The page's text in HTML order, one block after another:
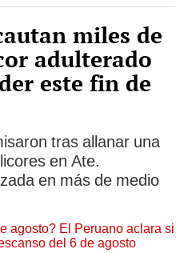
miles de
adulterado
este fin de
tras allanar una
en Ate.
en más de medio
agosto? El Peruano aclara si
del 6 de agosto